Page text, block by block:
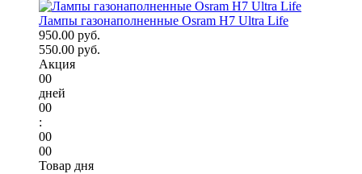
Лампы газонаполненные Osram H7 Ultra Life
950.00 руб.
550.00 руб.
Акция
00
дней
00
:
00
00
Товар дня